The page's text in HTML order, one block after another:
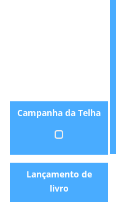
Campanha da Telha
Lançamento de
livro